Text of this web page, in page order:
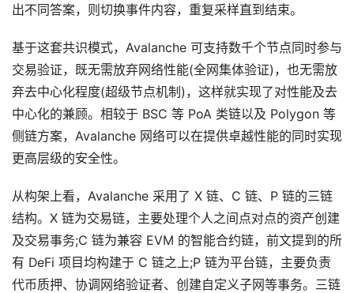
出不同答案，则切换事件内容，重复采样直到结束。
基于这套共识模式，Avalanche 可支持数千个节点同时参与
交易验证，既无需放弃网络性能(全网集体验证)，也无需放
弃去中心化程度(超级节点机制)，这样就实现了对性能及去
中心化的兼顾。相较于 BSC 等 PoA 类链以及 Polygon 等
侧链方案，Avalanche 网络可以在提供卓越性能的同时实现
更高层级的安全性。
从构架上看，Avalanche 采用了 X 链、C 链、P 链的三链
结构。X 链为交易链，主要处理个人之间点对点的资产创建
及交易事务;C 链为兼容 EVM 的智能合约链，前文提到的所
有 DeFi 项目均构建于 C 链之上;P 链为平台链，主要负责
代币质押、协调网络验证者、创建自定义子网等事务。三链